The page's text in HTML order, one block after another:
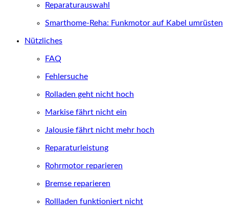
Reparaturauswahl
Smarthome-Reha: Funkmotor auf Kabel umrüsten
Nützliches
FAQ
Fehlersuche
Rolladen geht nicht hoch
Markise fährt nicht ein
Jalousie fährt nicht mehr hoch
Reparaturleistung
Rohrmotor reparieren
Bremse reparieren
Rollladen funktioniert nicht